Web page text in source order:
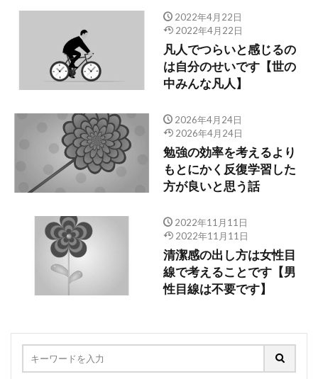
2022年4月22日
2022年4月22日
凡人でつらいと感じるの
は自分のせいです【世の
中みんな凡人】
2026年4月24日
2026年4月24日
勉強の効率を考えるより
もとにかく反復学習した
方が良いと思う話
2022年11月11日
2022年11月11日
清潔感の出し方は女性目
線で考えることです【男
性目線は不要です】